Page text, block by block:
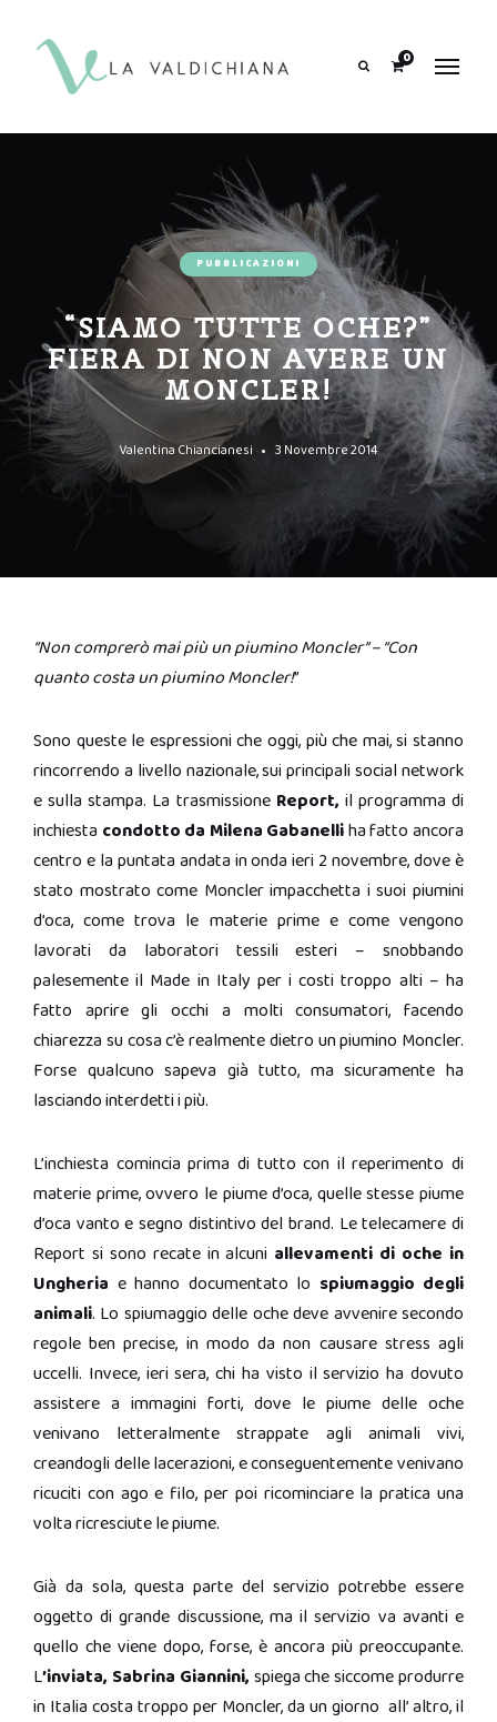
0
PUBBLICAZIONI
“SIAMO TUTTE OCHE?”
FIERA DI NON AVERE UN
MONCLER!
Valentina Chiancianesi 3 Novembre 2014
“Non comprerò mai più un piumino Moncler” – “Con
quanto costa un piumino Moncler!”
Sono queste le espressioni che oggi, più che mai, si stanno
rincorrendo a livello nazionale, sui principali social network
e sulla stampa. La trasmissioneReport, il programma di
inchiesta condotto da Milena Gabanelliha fatto ancora
centro e la puntata andata in onda ieri 2 novembre, dove è
stato mostrato come Moncler impacchetta i suoi piumini
d’oca, come trova le materie prime e come vengono
lavorati da laboratori tessili esteri – snobbando
palesemente il Made in Italy per i costi troppo alti – ha
fatto aprire gli occhi a molti consumatori, facendo
chiarezza su cosa c’è realmente dietro un piumino Moncler.
Forse qualcuno sapeva già tutto, ma sicuramente ha
lasciando interdetti i più.
L’inchiesta comincia prima di tutto con il reperimento di
materie prime, ovvero le piume d’oca, quelle stesse piume
d’oca vanto e segno distintivo del brand. Le telecamere di
Report si sono recate in alcuni allevamenti di oche in
Ungheria e hanno documentato lo spiumaggio degli
animali. Lo spiumaggio delle oche deve avvenire secondo
regole ben precise, in modo da non causare stress agli
uccelli. Invece, ieri sera, chi ha visto il servizio ha dovuto
assistere a immagini forti, dove le piume delle oche
venivano letteralmente strappate agli animali vivi,
creandogli delle lacerazioni, e conseguentemente venivano
ricuciti con ago e filo, per poi ricominciare la pratica una
volta ricresciute le piume.
Già da sola, questa parte del servizio potrebbe essere
oggetto di grande discussione, ma il servizio va avanti e
quello che viene dopo, forse, è ancora più preoccupante.
L’inviata, Sabrina Giannini, spiega che siccome produrre
in Italia costa troppo per Moncler, da un giorno all’ altro, il